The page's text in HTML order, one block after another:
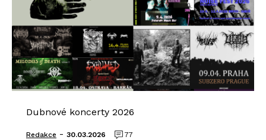
Dubnové koncerty 2026
Redakce - 30.03.2026 77